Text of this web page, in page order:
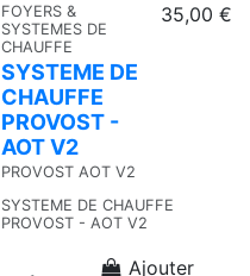
FOYERS &
SYSTEMES DE
CHAUFFE
SYSTEME DE
CHAUFFE
PROVOST -
AOT V2
PROVOST AOT V2
35,00 €
SYSTEME DE CHAUFFE
PROVOST - AOT V2
Ajouter